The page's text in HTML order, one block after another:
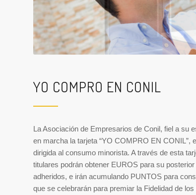
YO COMPRO EN CONIL
La Asociación de Empresarios de Conil, fiel a su
en marcha la tarjeta “YO COMPRO EN CONIL”,
dirigida al consumo minorista. A través de esta
titulares podrán obtener EUROS para su
adheridos, e irán acumulando PUNTOS para
que se celebrarán para premiar la Fidelidad de